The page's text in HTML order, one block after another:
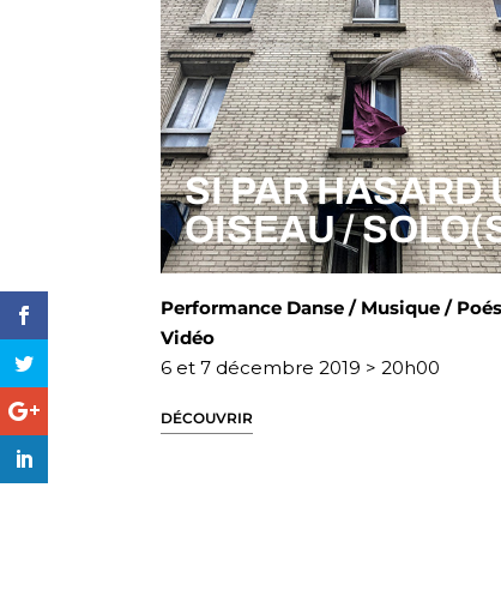
SI PAR HASARD
OISEAU /
Performance Danse / Musique /
Vidéo
6 et 7 décembre 2019 > 20h00
DÉCOUVRIR